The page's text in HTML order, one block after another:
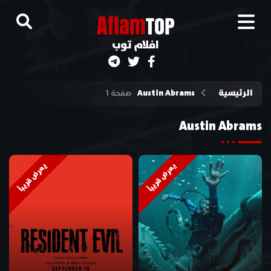
AflamTOP
افلام توب
الرئيسية Austin Abrams صفحة 1
Austin Abrams
يعرض قريباً يعرض قريباً